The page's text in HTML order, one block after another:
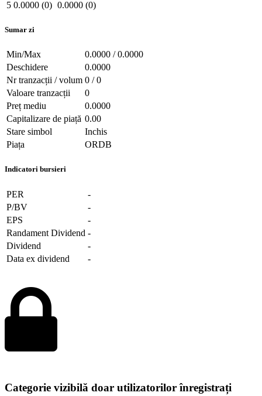
5 0.0000 (0) 0.0000 (0)
Sumar zi
Min/Max
0.0000 / 0.0000
Deschidere
0.0000
Nr tranzacții / volum 0 / 0
Valoare tranzacții
0
Preț mediu
0.0000
Capitalizare de piață 0.00
Stare simbol
Inchis
Piața
ORDB
Indicatori bursieri
PER
-
P/BV
-
EPS
-
Randament Dividend -
Dividend
-
Data ex dividend
-
Categorie vizibilă doar utilizatorilor înregistrați